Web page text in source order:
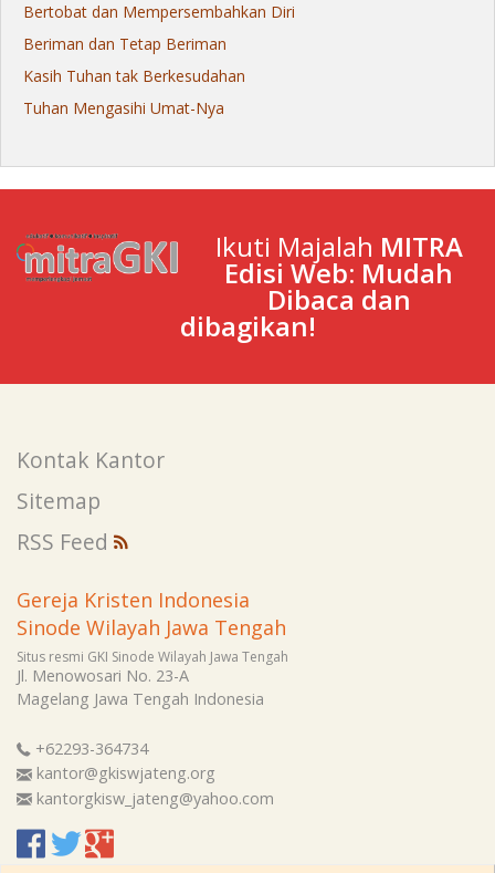
Bertobat dan Mempersembahkan Diri
Beriman dan Tetap Beriman
Kasih Tuhan tak Berkesudahan
Tuhan Mengasihi Umat-Nya
Ikuti Majalah MITRA
Edisi Web: Mudah
Dibaca dan
dibagikan!
Kontak Kantor
Sitemap
RSS Feed
Gereja Kristen Indonesia
Sinode Wilayah Jawa Tengah
Situs resmi GKI Sinode Wilayah Jawa Tengah
Jl. Menowosari No. 23-A
Magelang Jawa Tengah Indonesia
+62293-364734
kantor@gkiswjateng.org
kantorgkisw_jateng@yahoo.com